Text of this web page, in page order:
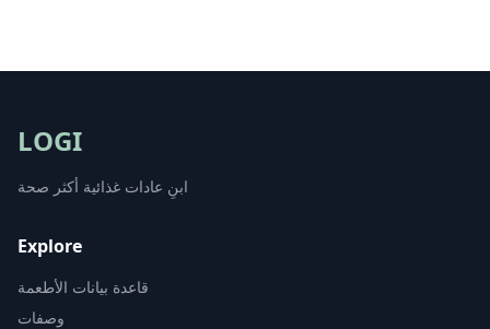
LOGI
ابنِ عادات غذائية أكثر صحة
Explore
قاعدة بيانات الأطعمة
وصفات